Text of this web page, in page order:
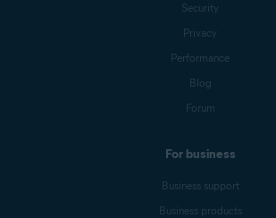
Security
Privacy
Performance
Blog
Forum
For business
Business support
Business products